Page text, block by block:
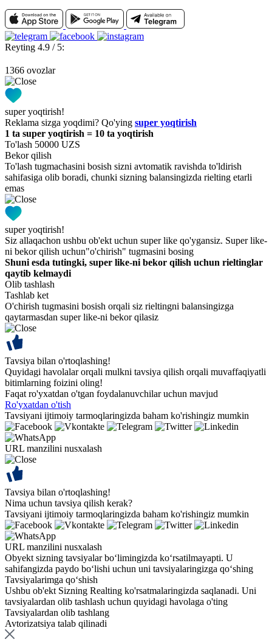
Reyting 4.9 / 5:
1366 ovozlar
super yoqtirish!
Reklama sizga yoqdimi? Qo'ying super yoqtirish
1 ta super yoqtirish = 10 ta yoqtirish
To'lash 50000 UZS
Bekor qilish
To'lash tugmachasini bosish sizni avtomatik ravishda to'ldirish
sahifasiga olib boradi, chunki sizning balansingizda rielting etarli
emas
super yoqtirish!
Siz allaqachon ushbu ob'ekt uchun super like qo'ygansiz. Super like-
ni bekor qilish uchun"o'chirish" tugmasini bosing
Shuni esda tutingki, super like-ni bekor qilish uchun rieltinglar
qaytib kelmaydi
Olib tashlash
Tashlab ket
O'chirish tugmasini bosish orqali siz rieltingni balansingizga
qaytarmasdan super like-ni bekor qilasiz
Tavsiya bilan o'rtoqlashing!
Quyidagi havolalar orqali mulkni tavsiya qilish orqali muvaffaqiyatli
bitimlarning foizini oling!
Faqat ro'yxatdan o'tgan foydalanuvchilar uchun mavjud
Ro'yxatdan o'tish
Tavsiyani ijtimoiy tarmoqlaringizda baham ko'rishingiz mumkin
URL manzilini nusxalash
Tavsiya bilan o'rtoqlashing!
Nima uchun tavsiya qilish kerak?
Tavsiyani ijtimoiy tarmoqlaringizda baham ko'rishingiz mumkin
URL manzilini nusxalash
Obyekt sizning tavsiyalar bo‘limingizda ko‘rsatilmayapti. U
sahifangizda paydo bo‘lishi uchun uni tavsiyalaringizga qo‘shing
Tavsiyalarimga qo‘shish
Ushbu ob'ekt Sizning Realting ko'rsatmalaringizda saqlanadi. Uni
tavsiyalardan olib tashlash uchun quyidagi havolaga o'ting
Tavsiyalardan olib tashlang
Avtorizatsiya talab qilinadi